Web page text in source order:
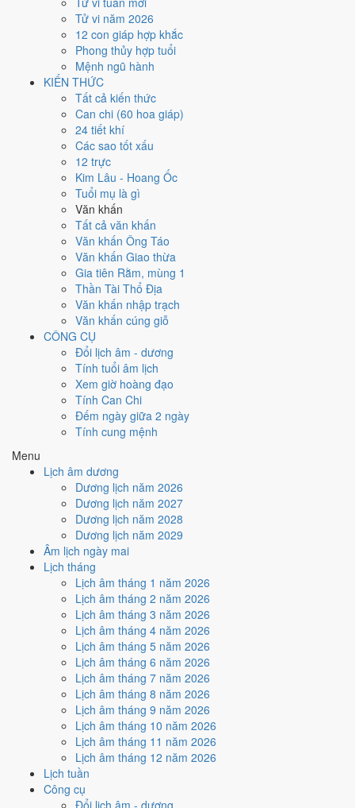
Tử vi năm 2026
12 con giáp hợp khắc
Phong thủy hợp tuổi
Mệnh ngũ hành
KIẾN THỨC
Tất cả kiến thức
Can chi (60 hoa giáp)
24 tiết khí
Các sao tốt xấu
12 trực
Kim Lâu - Hoang Ốc
Tuổi mụ là gì
Văn khấn
Tất cả văn khấn
Văn khấn Ông Táo
Văn khấn Giao thừa
Gia tiên Rằm, mùng 1
Thần Tài Thổ Địa
Văn khấn nhập trạch
Văn khấn cúng giỗ
CÔNG CỤ
Đổi lịch âm - dương
Tính tuổi âm lịch
Xem giờ hoàng đạo
Tính Can Chi
Đếm ngày giữa 2 ngày
Tính cung mệnh
Menu
Lịch âm dương
Dương lịch năm 2026
Dương lịch năm 2027
Dương lịch năm 2028
Dương lịch năm 2029
Âm lịch ngày mai
Lịch tháng
Lịch âm tháng 1 năm 2026
Lịch âm tháng 2 năm 2026
Lịch âm tháng 3 năm 2026
Lịch âm tháng 4 năm 2026
Lịch âm tháng 5 năm 2026
Lịch âm tháng 6 năm 2026
Lịch âm tháng 7 năm 2026
Lịch âm tháng 8 năm 2026
Lịch âm tháng 9 năm 2026
Lịch âm tháng 10 năm 2026
Lịch âm tháng 11 năm 2026
Lịch âm tháng 12 năm 2026
Lịch tuần
Công cụ
Đổi lịch âm - dương
Chu Tước hắc đạo . Điểm trung bình 7 việc chính chỉ
Ngày Hung
, cần thận trọng với các quyết định lớn khó đảo ngược.
Hợi, Mão, Ngọhợp ngày; tuổi
Ngày 5/11/2026 tốt hay xấu cho
việc gì?
Ngày 5/11/2026 đạt4.1/10 trung bình cho 7 việc chính: cao nhất là
Mở kho - xuất hàng (8/10)
Trực Thâu (ngày thu hoạch, tích trữ) nhưng gặp Sao Chu Tước hắc
đạo nên điểm từng việc chênh nhau như bảng dưới.
Cưới hỏi - đính hôn
Trung bình
Cưới hỏi - đính hôn hôm nay ở
Hắc Đạo gây bất lợi.
Cách tính ngày tốt
Khai trương - mở cửa hàng
Trung bình
Khai trương - mở cửa hàng hôm nay ở
Ngày Hắc Đạogây bất lợi.
Cách tính ngày tốt
Ký hợp đồng - giao ước
Tốt
Ký hợp đồng - giao ước hôm nay ở
, nhưng Ngày Hắc Đạo kéo giảm điểm.
Cách tính ngày tốt
🏗️
Động thổ - khởi công
Trung bình
Động thổ - khởi công hôm nay ở
Ngày Hắc Đạogây bất lợi.
Cách tính ngày tốt
🏡 Nhập trạch - vào nhà mới
Trung bình
Nhập trạch - vào nhà mới hôm nay ở
Ngày Hắc Đạogây bất lợi.
Cách tính ngày tốt
Mua xe - tậu xe
Trung bình
Mua xe - tậu xe hôm nay ởmức trung bình (4/10)
Hắc Đạogây bất lợi.
Cách tính ngày tốt
Xuất hành - đi xa
Xấu
Xuất hành - đi xa hôm nay ở
Ngày Hắc Đạo